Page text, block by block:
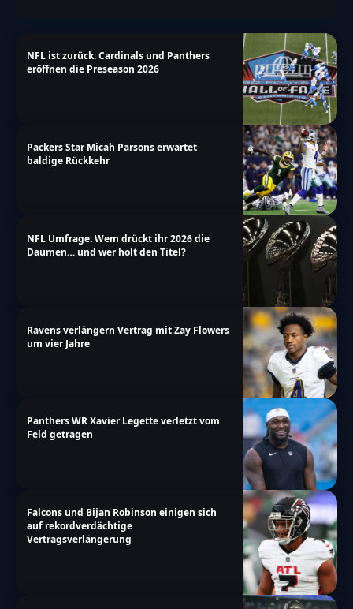
NFL ist zurück: Cardinals und Panthers
eröffnen die Preseason 2026
Packers Star Micah Parsons erwartet
baldige Rückkehr
NFL Umfrage: Wem drückt ihr 2026 die
Daumen… und wer holt den Titel?
Ravens verlängern Vertrag mit Zay Flowers
um vier Jahre
Panthers WR Xavier Legette verletzt vom
Feld getragen
Falcons und Bijan Robinson einigen sich
auf rekordverdächtige
Vertragsverlängerung